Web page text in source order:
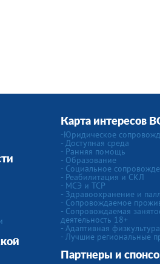
Карта интересов
-Юридическое
- Доступная среда
- Ранняя помощь
- Образование
- Социальное
- Реабилитация и СКЛ
- МСЭ и ТСР
- Здравоохранение и
- Сопровождаемое
- Сопровождаемая
деятельность 18+
- Адаптивная
- Лучшие региональные
Партнеры и